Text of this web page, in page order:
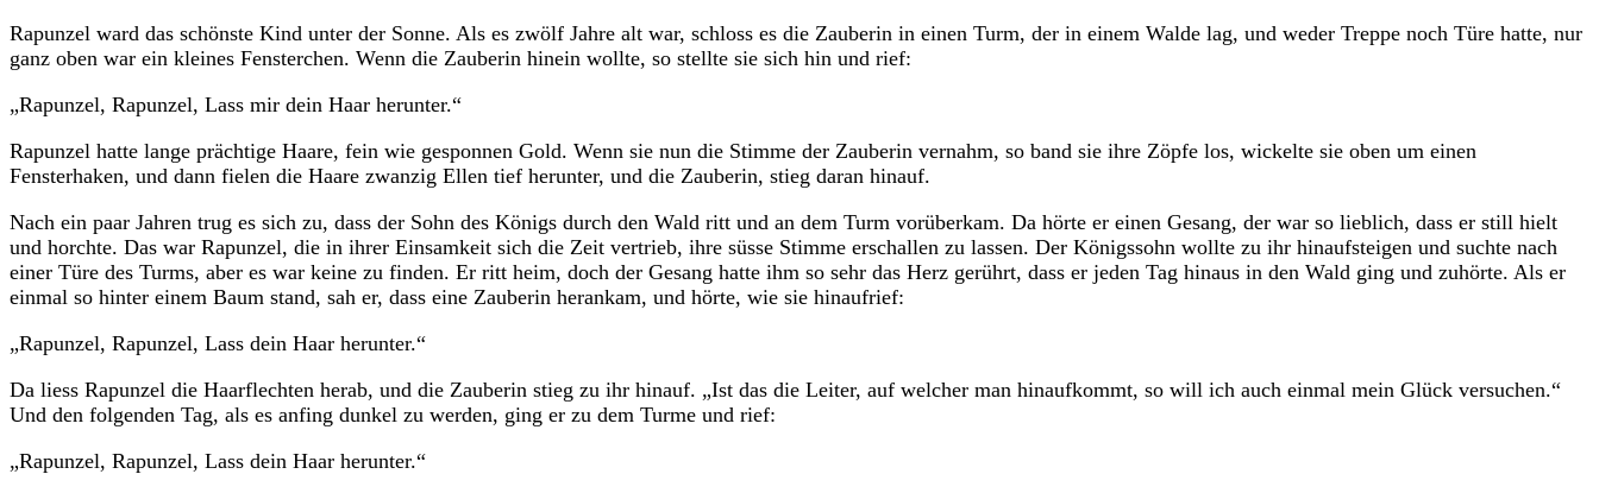
Rapunzel ward das schönste Kind unter der Sonne. Als es zwölf Jahre alt war, schloss es die Zauberin in einen Turm, der in einem Walde lag, und weder Treppe noch Türe hatte, nur
ganz oben war ein kleines Fensterchen. Wenn die Zauberin hinein wollte, so stellte sie sich hin und rief:
„Rapunzel, Rapunzel, Lass mir dein Haar herunter.“
Rapunzel hatte lange prächtige Haare, fein wie gesponnen Gold. Wenn sie nun die Stimme der Zauberin vernahm, so band sie ihre Zöpfe los, wickelte sie oben um einen
Fensterhaken, und dann fielen die Haare zwanzig Ellen tief herunter, und die Zauberin, stieg daran hinauf.
Nach ein paar Jahren trug es sich zu, dass der Sohn des Königs durch den Wald ritt und an dem Turm vorüberkam. Da hörte er einen Gesang, der war so lieblich, dass er still hielt
und horchte. Das war Rapunzel, die in ihrer Einsamkeit sich die Zeit vertrieb, ihre süsse Stimme erschallen zu lassen. Der Königssohn wollte zu ihr hinaufsteigen und suchte nach
einer Türe des Turms, aber es war keine zu finden. Er ritt heim, doch der Gesang hatte ihm so sehr das Herz gerührt, dass er jeden Tag hinaus in den Wald ging und zuhörte. Als er
einmal so hinter einem Baum stand, sah er, dass eine Zauberin herankam, und hörte, wie sie hinaufrief:
„Rapunzel, Rapunzel, Lass dein Haar herunter.“
Da liess Rapunzel die Haarflechten herab, und die Zauberin stieg zu ihr hinauf. „Ist das die Leiter, auf welcher man hinaufkommt, so will ich auch einmal mein Glück versuchen.“
Und den folgenden Tag, als es anfing dunkel zu werden, ging er zu dem Turme und rief:
„Rapunzel, Rapunzel, Lass dein Haar herunter.“